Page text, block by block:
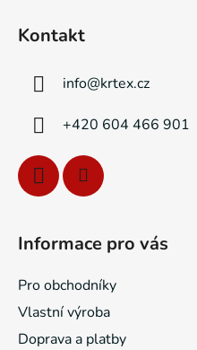
Kontakt
info@krtex.cz
+420 604 466 901
Informace pro vás
Pro obchodníky
Vlastní výroba
Doprava a platby